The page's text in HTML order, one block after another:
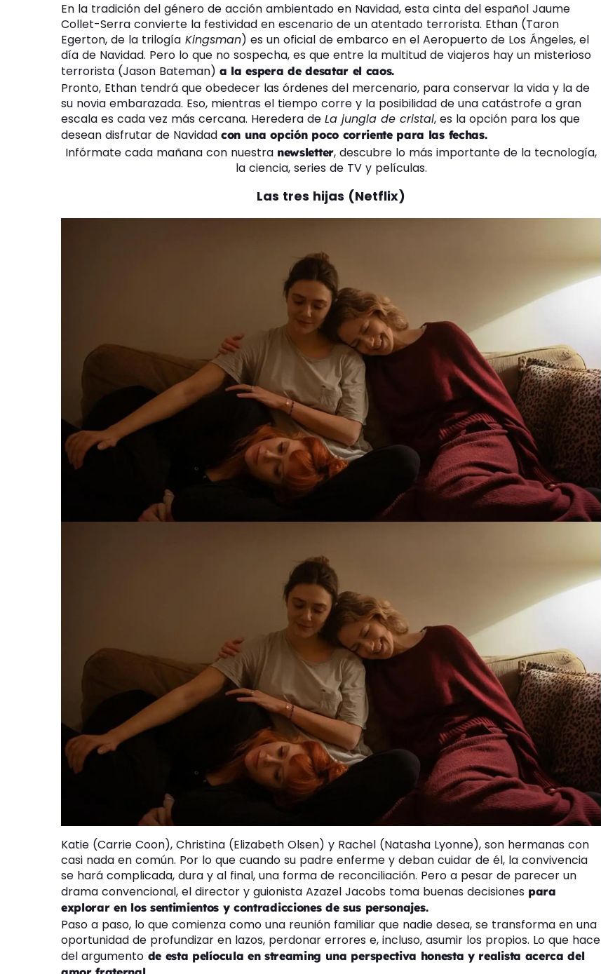
En la tradición del género de acción ambientado en Navidad, esta cinta del español Jaume
Collet-Serra convierte la festividad en escenario de un atentado terrorista. Ethan (Taron
Egerton, de la trilogía Kingsman) es un oficial de embarco en el Aeropuerto de Los Ángeles, el
día de Navidad. Pero lo que no sospecha, es que entre la multitud de viajeros hay un misterioso
terrorista (Jason Bateman) a la espera de desatar el caos.
Pronto, Ethan tendrá que obedecer las órdenes del mercenario, para conservar la vida y la de
su novia embarazada. Eso, mientras el tiempo corre y la posibilidad de una catástrofe a gran
escala es cada vez más cercana. Heredera de La jungla de cristal, es la opción para los que
desean disfrutar de Navidad con una opción poco corriente para las fechas.
Infórmate cada mañana con nuestra newsletter, descubre lo más importante de la tecnología,
la ciencia, series de TV y películas.
Las tres hijas (Netflix)
Katie (Carrie Coon), Christina (Elizabeth Olsen) y Rachel (Natasha Lyonne), son hermanas con
casi nada en común. Por lo que cuando su padre enferme y deban cuidar de él, la convivencia
se hará complicada, dura y al final, una forma de reconciliación. Pero a pesar de parecer un
drama convencional, el director y guionista Azazel Jacobs toma buenas decisiones para
explorar en los sentimientos y contradicciones de sus personajes.
Paso a paso, lo que comienza como una reunión familiar que nadie desea, se transforma en una
oportunidad de profundizar en lazos, perdonar errores e, incluso, asumir los propios. Lo que hace
del argumento de esta pelíocula en streaming una perspectiva honesta y realista acerca del